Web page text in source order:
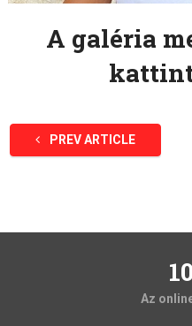
A galéria
PREV ARTICLE
Az